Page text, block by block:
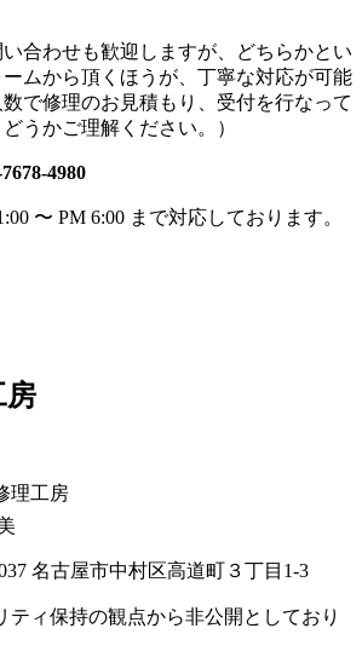
合わせも歓迎しますが、どちらかとい
ムから頂くほうが、丁寧な対応が可能
で修理のお見積もり、受付を行なって
うかご理解ください。）
4980
〜 PM 6:00 まで対応しております。
房
理工房
名古屋市中村区高道町３丁目1-3
ティ保持の観点から非公開としており